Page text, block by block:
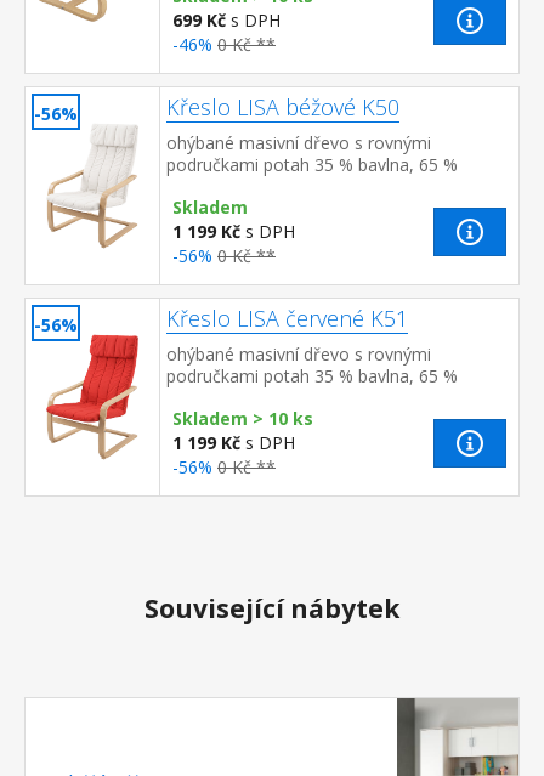
699 Kč s DPH
-46% 0 Kč **
-56% Křeslo LISA béžové K50
ohýbané masivní dřevo s rovnými
područkami potah 35 % bavlna, 65 %
bílá možno doplnit podnožkou LISA K5...
Skladem
1 199 Kč s DPH
-56% 0 Kč **
-56% Křeslo LISA červené K51
ohýbané masivní dřevo s rovnými
područkami potah 35 % bavlna, 65 %
červená možno doplnit podnožkou LISA
K54
Skladem > 10 ks
1 199 Kč s DPH
-56% 0 Kč **
Související nábytek